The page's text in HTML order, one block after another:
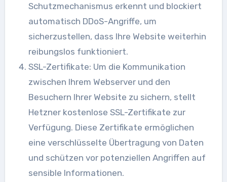
Schutzmechanismus erkennt und blockiert
automatisch DDoS-Angriffe, um
sicherzustellen, dass Ihre Website weiterhin
reibungslos funktioniert.
SSL-Zertifikate: Um die Kommunikation
zwischen Ihrem Webserver und den
Besuchern Ihrer Website zu sichern, stellt
Hetzner kostenlose SSL-Zertifikate zur
Verfügung. Diese Zertifikate ermöglichen
eine verschlüsselte Übertragung von Daten
und schützen vor potenziellen Angriffen auf
sensible Informationen.